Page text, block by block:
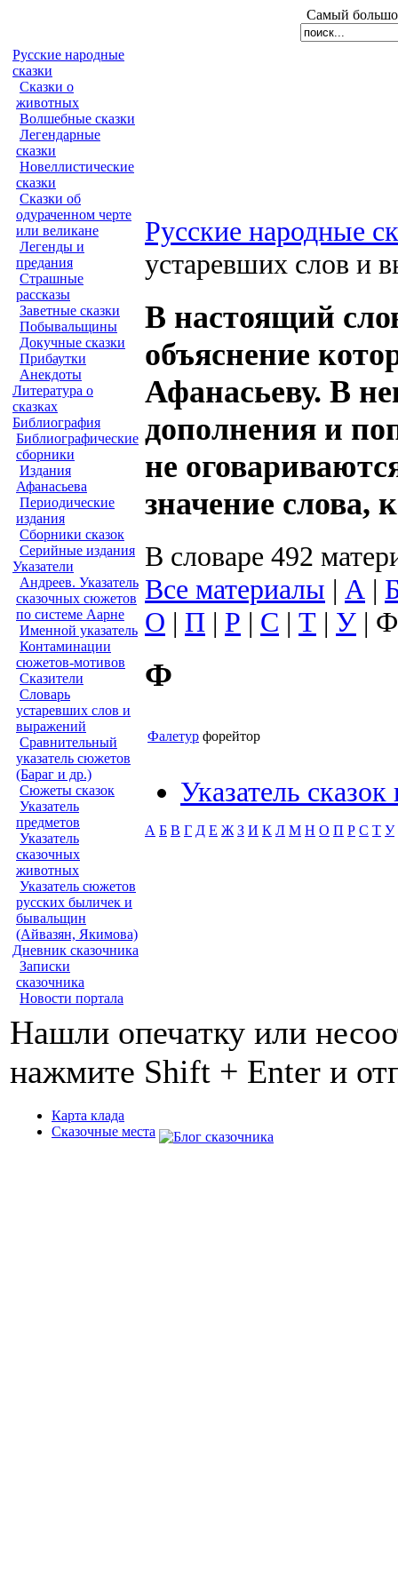
Самый
Русские народные
сказки
Сказки о
животных
Волшебные сказки
Легендарные
сказки
Новеллистические
сказки
Сказки об
одураченном черте
или великане
Легенды и
предания
Страшные
рассказы
Заветные сказки
Побывальщины
Докучные сказки
Прибаутки
Анекдоты
Литература о
сказках
Библиография
Библиографические
сборники
Издания
Афанасьева
Периодические
издания
Сборники сказок
Серийные издания
Указатели
Андреев. Указатель
сказочных сюжетов
по системе Аарне
Именной указатель
Контаминации
сюжетов-мотивов
Сказители
Словарь
устаревших слов и
выражений
Сравнительный
указатель сюжетов
(Бараг и др.)
Сюжеты сказок
Указатель
предметов
Указатель
сказочных
животных
Указатель сюжетов
русских быличек и
бывальщин
(Айвазян, Якимова)
Дневник сказочника
Записки
сказочника
Новости портала
Русские народные
устаревших слов и
В настоящий
объяснение
Афанасьеву. В
дополнения и
не
значение слова,
В словаре 492
Все материалы | А |
О | П | Р | С | Т | У |
Ф
Фалетур форейтор
Указатель
А Б В Г Д Е Ж З И К Л М Н О П Р С Т У
Нашли опечатку или
нажмите Shift + Enter и
Карта клада
Сказочные места